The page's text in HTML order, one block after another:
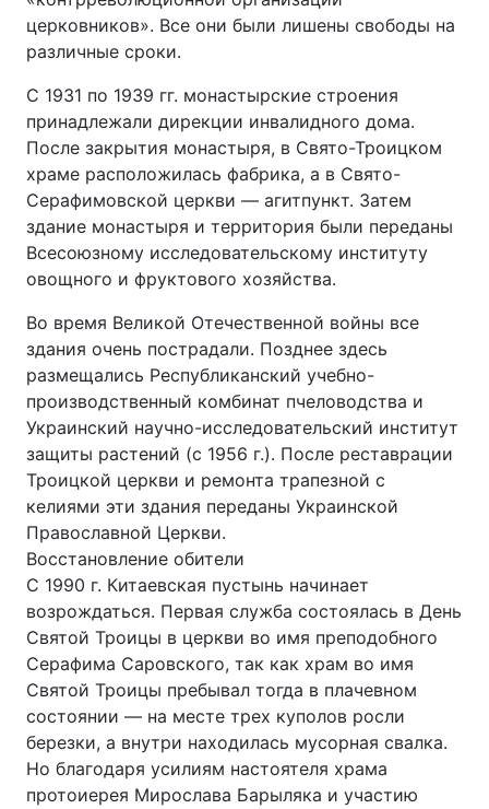
церковников». Все они были лишены свободы на
различные сроки.
С 1931 по 1939 гг. монастырские строения
принадлежали дирекции инвалидного дома.
После закрытия монастыря, в Свято-Троицком
храме расположилась фабрика, а в Свято-
Серафимовской церкви — агитпункт. Затем
здание монастыря и территория были переданы
Всесоюзному исследовательскому институту
овощного и фруктового хозяйства.
Во время Великой Отечественной войны все
здания очень пострадали. Позднее здесь
размещались Республиканский учебно-
производственный комбинат пчеловодства и
Украинский научно-исследовательский институт
защиты растений (с 1956 г.). После реставрации
Троицкой церкви и ремонта трапезной с
келиями эти здания переданы Украинской
Православной Церкви.
Восстановление обители
С 1990 г. Китаевская пустынь начинает
возрождаться. Первая служба состоялась в День
Святой Троицы в церкви во имя преподобного
Серафима Саровского, так как храм во имя
Святой Троицы пребывал тогда в плачевном
состоянии — на месте трех куполов росли
березки, а внутри находилась мусорная свалка.
Но благодаря усилиям настоятеля храма
протоиерея Мирослава Барыляка и участию